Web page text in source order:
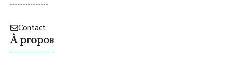
Contact
À propos